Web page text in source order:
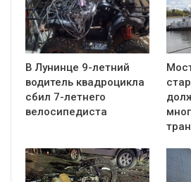
В Лунинце 9-летний
водитель квадроцикла
сбил 7-летнего
велосипедиста